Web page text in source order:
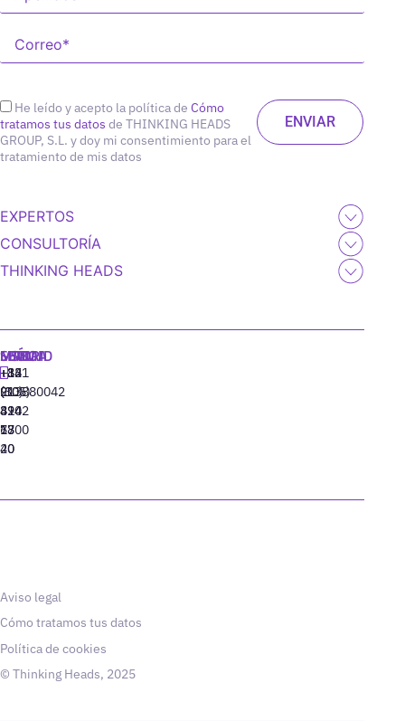
He leído y acepto la política de Cómo
tratamos tus datos de THINKING HEADS
GROUP, S.L. y doy mi consentimiento para el
tratamiento de mis datos
EXPERTOS
CONSULTORÍA
THINKING HEADS
MADRID
+34
91
310
77
40
MIAMI
+1
(305)
424
13
20
SEÚL
+82
(10)
8942
6800
LISBOA
‪+351
213880042
Aviso legal
Cómo tratamos tus datos
Política de cookies
© Thinking Heads, 2025